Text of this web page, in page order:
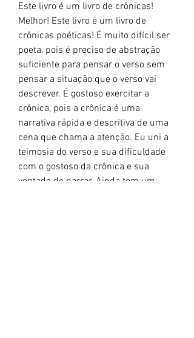
Este livro é um livro de crônicas!
Melhor! Este livro é um livro de
crônicas poéticas! É muito difícil ser
poeta, pois é preciso de abstração
suficiente para pensar o verso sem
pensar a situação que o verso vai
descrever. É gostoso exercitar a
crônica, pois a crônica é uma
narrativa rápida e descritiva de uma
cena que chama a atenção. Eu uni a
teimosia do verso e sua dificuldade
com o gostoso da crônica e sua
vontade de narrar. Ainda tem um